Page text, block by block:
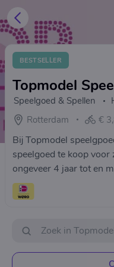
BESTSELLER
Speelgoed & Spellen
Rotterdam
€
Bij Topmodel
speelgoed te koop
ongeveer 4 jaar tot en
en tekenboekjes,
Knutsel boekjes,
en dagboeken. Etuis,
heuptasjes en